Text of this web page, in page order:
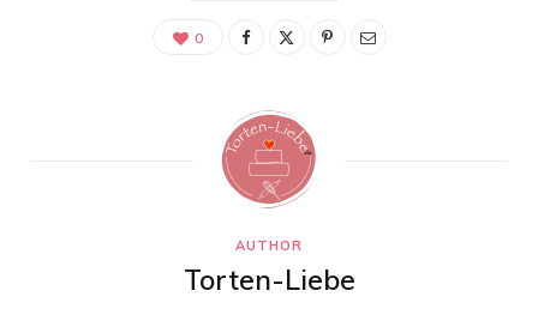
0
AUTHOR
Torten-Liebe